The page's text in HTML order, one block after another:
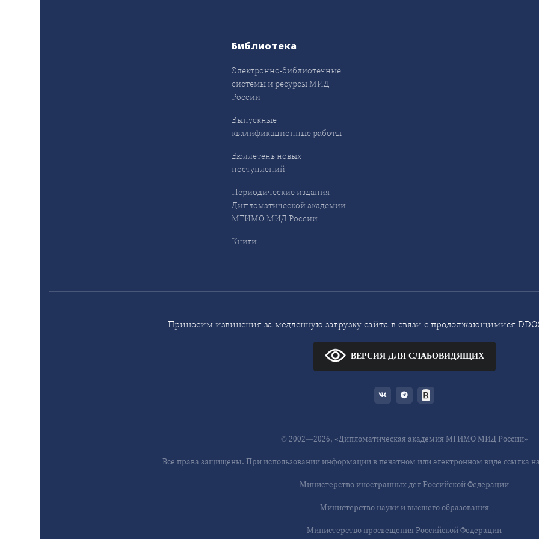
Библиотека
Электронно-библиотечные
системы и ресурсы МИД
России
Выпускные
квалификационные работы
Бюллетень новых
поступлений
Периодические издания
Дипломатической академии
МГИМО МИД России
Книги
Приносим извинения за медленную загрузку сайта в связи с продолжающимися
ВЕРСИЯ ДЛЯ СЛАБОВИДЯЩИХ
© 2002—2026, «Дипломатическая академия МГИМО МИД России»
Все права защищены. При использовании информации в печатном или электронном виде ссылка
Министерство иностранных дел Российской Федерации
Министерство науки и высшего образования
Министерство просвещения Российской Федерации